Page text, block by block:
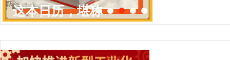
这本日历，堪称
野生动物保护史